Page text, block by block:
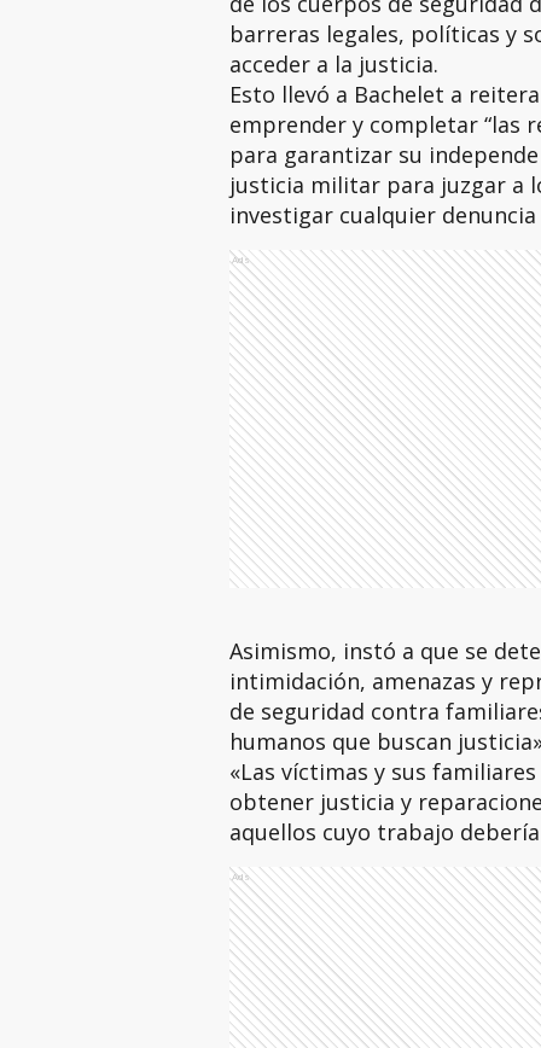
barreras legales, políticas y
acceder a la justicia.
Esto llevó a Bachelet a
emprender y completar “las
para garantizar su
justicia militar para juzgar a
investigar cualquier
Ads
Asimismo, instó a que se
intimidación, amenazas y
de seguridad contra
humanos que buscan
«Las víctimas y sus
obtener justicia y
aquellos cuyo trabajo
Ads